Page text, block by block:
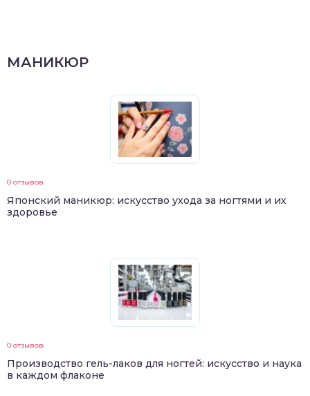
МАНИКЮР
0 отзывов
Японский маникюр: искусство ухода за ногтями и их
здоровье
0 отзывов
Производство гель-лаков для ногтей: искусство и наука
в каждом флаконе